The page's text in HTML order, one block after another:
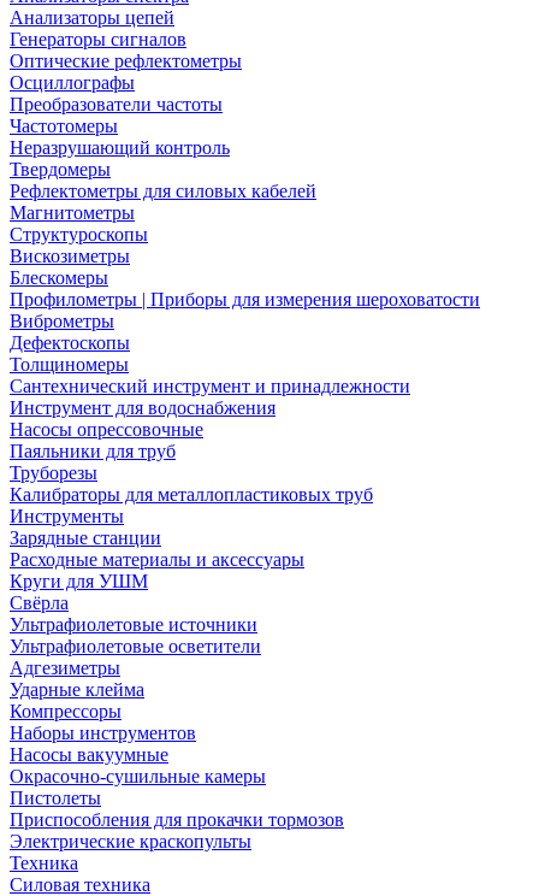
Анализаторы цепей
Генераторы сигналов
Оптические рефлектометры
Осциллографы
Преобразователи частоты
Частотомеры
Неразрушающий контроль
Твердомеры
Рефлектометры для силовых кабелей
Магнитометры
Структуроскопы
Вискозиметры
Блескомеры
Профилометры | Приборы для измерения шероховатости
Виброметры
Дефектоскопы
Толщиномеры
Сантехнический инструмент и принадлежности
Инструмент для водоснабжения
Насосы опрессовочные
Паяльники для труб
Труборезы
Калибраторы для металлопластиковых труб
Инструменты
Зарядные станции
Расходные материалы и аксессуары
Круги для УШМ
Свёрла
Ультрафиолетовые источники
Ультрафиолетовые осветители
Адгезиметры
Ударные клейма
Компрессоры
Наборы инструментов
Насосы вакуумные
Окрасочно-сушильные камеры
Пистолеты
Приспособления для прокачки тормозов
Электрические краскопульты
Техника
Силовая техника